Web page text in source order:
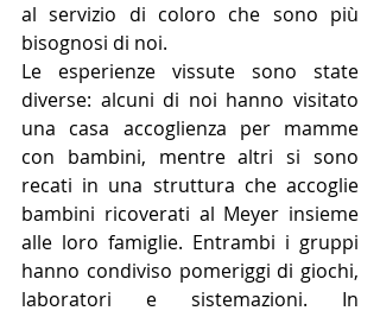
al servizio di coloro che sono più
bisognosi di noi.
Le esperienze vissute sono state
diverse: alcuni di noi hanno visitato
una casa accoglienza per mamme
con bambini, mentre altri si sono
recati in una struttura che accoglie
bambini ricoverati al Meyer insieme
alle loro famiglie. Entrambi i gruppi
hanno condiviso pomeriggi di giochi,
laboratori e sistemazioni. In